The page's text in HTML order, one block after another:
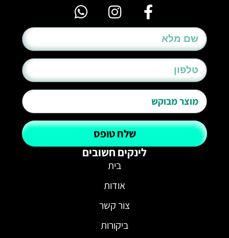
שלח טופס
לינקים חשובים
בית
אודות
צור קשר
ביקורות